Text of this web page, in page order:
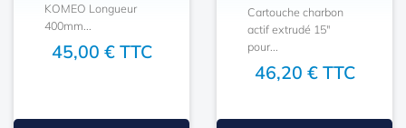
KOMEO Longueur
400mm...
45,00 € TTC
Cartouche charbon
actif extrudé 15"
pour...
46,20 € TTC